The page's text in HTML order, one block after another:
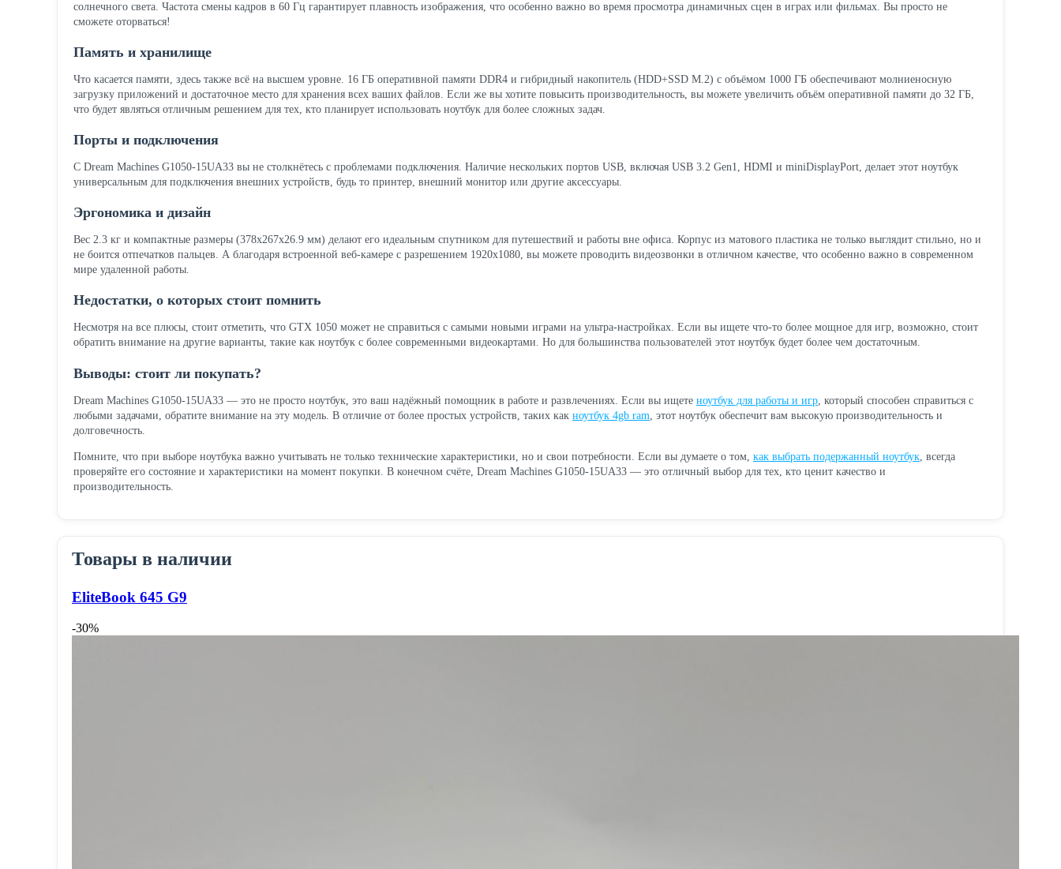
солнечного света. Частота смены кадров в 60 Гц гарантирует плавность изображения, что особенно важно во время просмотра динамичных сцен в играх или фильмах. Вы просто не
сможете оторваться!
Память и хранилище
Что касается памяти, здесь также всё на высшем уровне. 16 ГБ оперативной памяти DDR4 и гибридный накопитель (HDD+SSD M.2) с объёмом 1000 ГБ обеспечивают молниеносную
загрузку приложений и достаточное место для хранения всех ваших файлов. Если же вы хотите повысить производительность, вы можете увеличить объём оперативной памяти до 32 ГБ,
что будет являться отличным решением для тех, кто планирует использовать ноутбук для более сложных задач.
Порты и подключения
С Dream Machines G1050-15UA33 вы не столкнётесь с проблемами подключения. Наличие нескольких портов USB, включая USB 3.2 Gen1, HDMI и miniDisplayPort, делает этот ноутбук
универсальным для подключения внешних устройств, будь то принтер, внешний монитор или другие аксессуары.
Эргономика и дизайн
Вес 2.3 кг и компактные размеры (378x267x26.9 мм) делают его идеальным спутником для путешествий и работы вне офиса. Корпус из матового пластика не только выглядит стильно, но и
не боится отпечатков пальцев. А благодаря встроенной веб-камере с разрешением 1920x1080, вы можете проводить видеозвонки в отличном качестве, что особенно важно в современном
мире удаленной работы.
Недостатки, о которых стоит помнить
Несмотря на все плюсы, стоит отметить, что GTX 1050 может не справиться с самыми новыми играми на ультра-настройках. Если вы ищете что-то более мощное для игр, возможно, стоит
обратить внимание на другие варианты, такие как ноутбук с более современными видеокартами. Но для большинства пользователей этот ноутбук будет более чем достаточным.
Выводы: стоит ли покупать?
Dream Machines G1050-15UA33 — это не просто ноутбук, это ваш надёжный помощник в работе и развлечениях. Если вы ищете ноутбук для работы и игр , который способен справиться с
любыми задачами, обратите внимание на эту модель. В отличие от более простых устройств, таких как ноутбук 4gb ram , этот ноутбук обеспечит вам высокую производительность и
долговечность.
Помните, что при выборе ноутбука важно учитывать не только технические характеристики, но и свои потребности. Если вы думаете о том, как выбрать подержанный ноутбук , всегда
проверяйте его состояние и характеристики на момент покупки. В конечном счёте, Dream Machines G1050-15UA33 — это отличный выбор для тех, кто ценит качество и
производительность.
Товары в наличии
EliteBook 645 G9
-30%